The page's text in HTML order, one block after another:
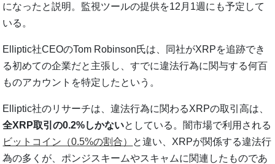
になったと説明。監視ツールの提供を12月1週にも予定して
いる。
Elliptic社CEOのTom Robinson氏は、同社がXRPを追跡でき
る初めての企業だと主張し、すでに違法行為に関与する何百
ものアカウントを特定したという。
Elliptic社のリサーチは、違法行為に関わるXRPの取引高は、
全XRP取引の0.2%しかないとしている。闇市場で利用される
ビットコイン（0.5%の割合） と違い、XRPが関係する違法行
為の多くが、ポンジスキームやスキャムに関連したものであ